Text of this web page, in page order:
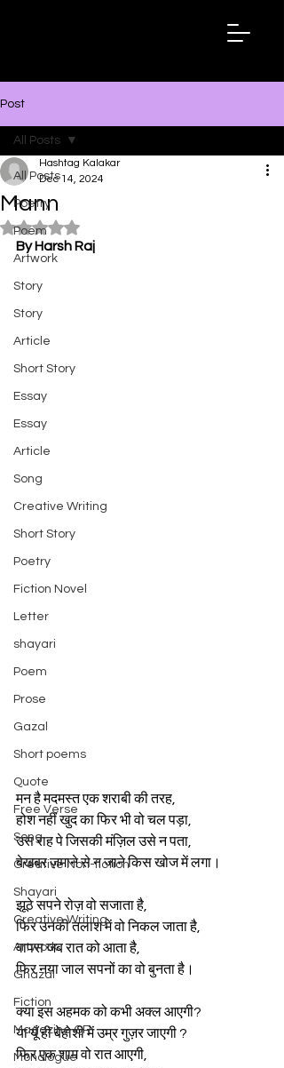
Post
All Posts
Poetry
Poem
Artwork
Story
Story
Article
Short Story
Essay
Essay
Article
Song
Creative Writing
Short Story
Poetry
Fiction Novel
Letter
shayari
Poem
Prose
Gazal
Short poems
Quote
Free Verse
Song
Creative Non-fiction
Shayari
Creative Writing
Artwork
Ghazal
Fiction
Magazine QR
Monologue
All Posts
Mann
Hashtag Kalakar
Dec 14, 2024
Rated NaN out of 5 stars.
By Harsh Raj
मन है मदमस्त एक शराबी की तरह,
होश नहीं खुद का फिर भी वो चल पड़ा,
उस राह पे जिसकी मंज़िल उसे न पता,
बेखबर ज़माने से न जाने किस खोज में लगा।
झूठे सपने रोज़ वो सजाता है,
फिर उनकी तलाश में वो निकल जाता है,
वापस जब रात को आता है,
फिर नया जाल सपनों का वो बुनता है।
क्या इस अहमक को कभी अक्ल आएगी?
या यूँ ही बेहोशी में उम्र गुज़र जाएगी ?
फिर एक शाम वो रात आएगी,